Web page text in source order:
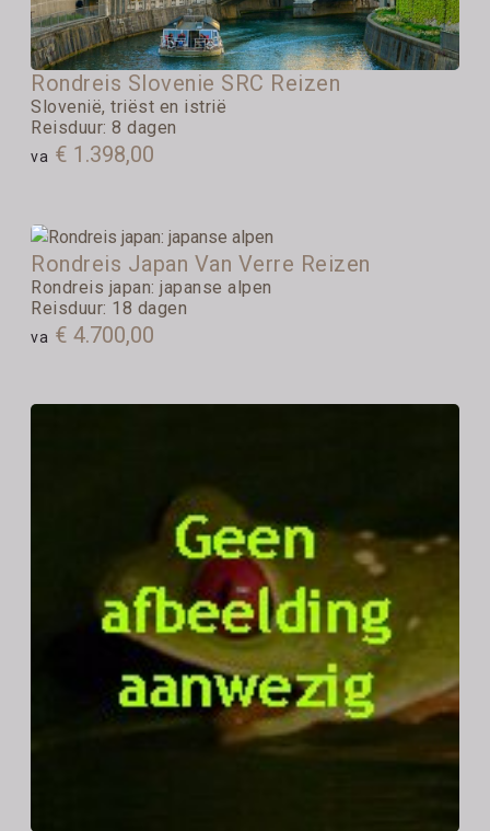
Rondreis Slovenie SRC Reizen
Slovenië, triëst en istrië
Reisduur: 8 dagen
va € 1.398,00
Rondreis Japan Van Verre Reizen
Rondreis japan: japanse alpen
Reisduur: 18 dagen
va € 4.700,00